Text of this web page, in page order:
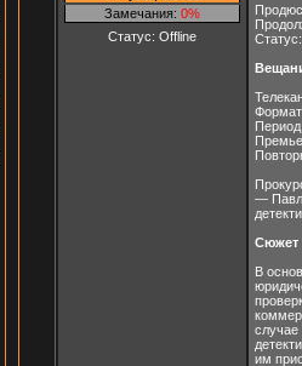
Замечания: 0%
Статус: Offline
—
Сюжет
В
случае
им